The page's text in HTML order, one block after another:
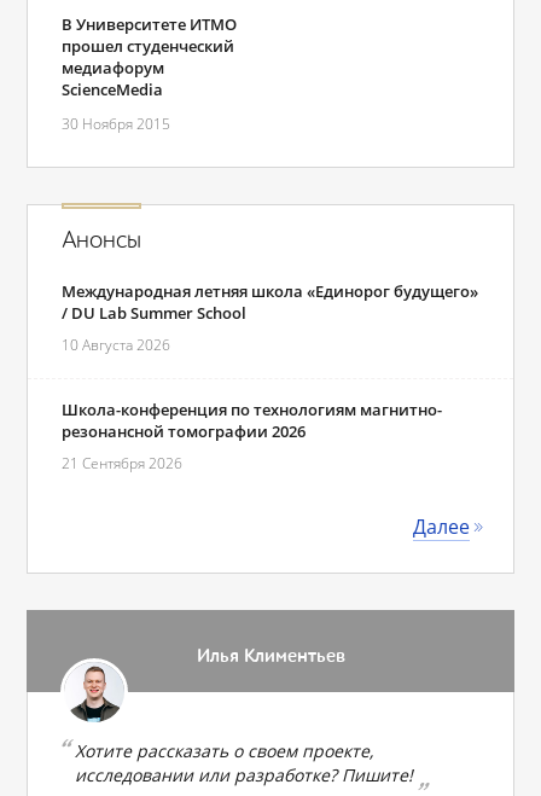
В Университете ИТМО
прошел студенческий
медиафорум
ScienceMedia
30 Ноября 2015
Анонсы
Международная летняя школа «Единорог будущего»
/ DU Lab Summer School
10 Августа 2026
Школа-конференция по технологиям магнитно-
резонансной томографии 2026
21 Сентября 2026
Далее
Илья Климентьев
Хотите рассказать о своем проекте,
исследовании или разработке? Пишите!